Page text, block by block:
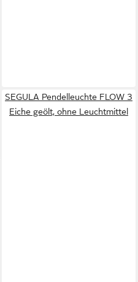
SEGULA Pendelleuchte FLOW 3
Eiche geölt, ohne Leuchtmittel